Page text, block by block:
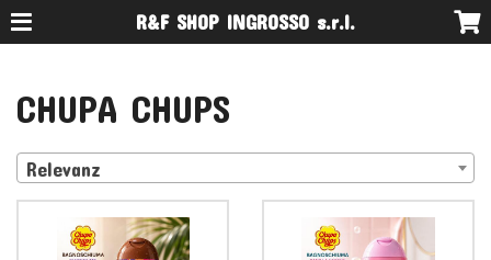
R&F SHOP INGROSSO s.r.l.
CHUPA CHUPS
Relevanz